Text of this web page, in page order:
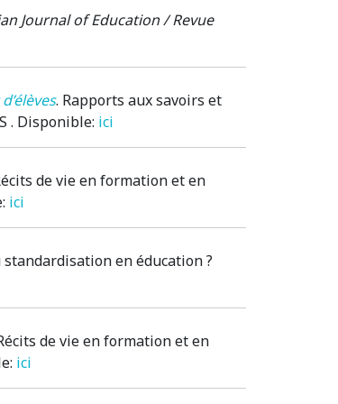
Journal of Education / Revue
. Rapports aux savoirs et
. Disponible: ici
de vie en formation et en
ici
standardisation en éducation ?
de vie en formation et en
ici